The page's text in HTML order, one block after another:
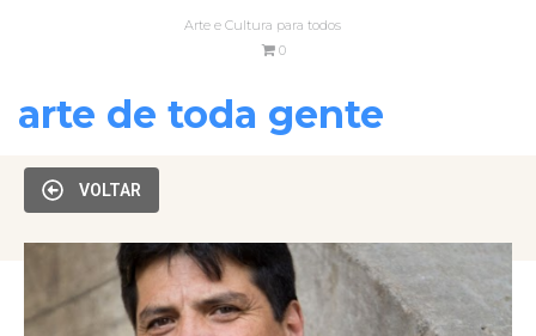
Arte e Cultura para todos
0
arte de toda gente
VOLTAR